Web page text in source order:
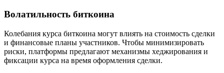
Волатильность биткоина
Колебания курса биткоина могут влиять на стоимость сделки
и финансовые планы участников. Чтобы минимизировать
риски, платформы предлагают механизмы хеджирования и
фиксации курса на время оформления сделки.